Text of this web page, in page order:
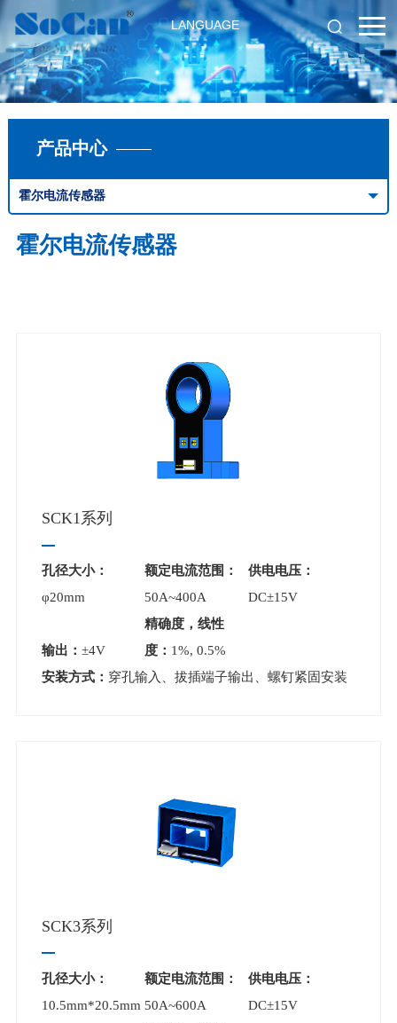
LANGUAGE
产品中心
霍尔电流传感器
霍尔电流传感器
SCK1系列
孔径大小：
φ20mm
额定电流范围：
50A~400A
供电电压：
DC±15V
输出： ±4V
精确度，线性
度： 1%, 0.5%
安装方式： 穿孔输入、拔插端子输出、螺钉紧固安装
SCK3系列
孔径大小：
10.5mm*20.5mm
额定电流范围：
50A~600A
供电电压：
DC±15V